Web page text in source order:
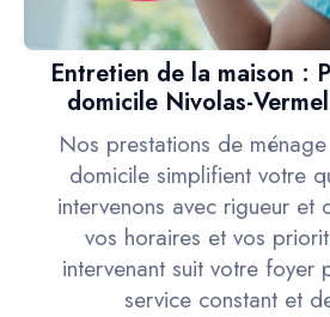
Entretien de la maison :
domicile Nivolas-
Nos prestations de
domicile simplifient votre
intervenons avec rigueur et
vos horaires et vos
intervenant suit votre foyer
service constant et